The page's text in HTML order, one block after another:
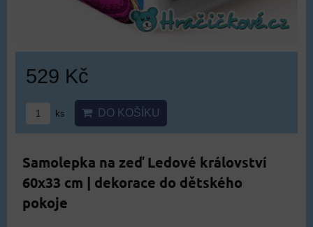
529 Kč
ks DO KOŠÍKU
Samolepka na zeď Ledové království
60x33 cm | dekorace do dětského
pokoje